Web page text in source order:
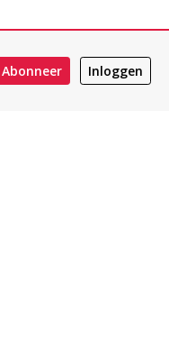
Abonneer Inloggen